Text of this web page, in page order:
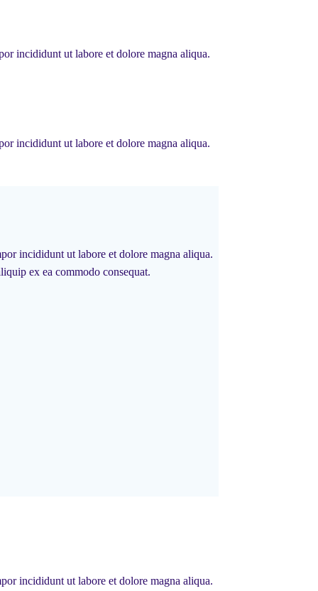
incididunt ut labore et dolore magna aliqua.
incididunt ut labore et dolore magna aliqua.
incididunt ut labore et dolore magna aliqua.
ex ea commodo consequat.
incididunt ut labore et dolore magna aliqua.